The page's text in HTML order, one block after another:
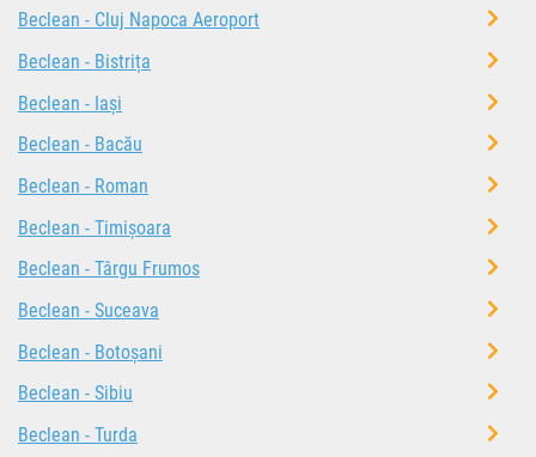
Beclean - Cluj Napoca Aeroport
Beclean - Bistrița
Beclean - Iași
Beclean - Bacău
Beclean - Roman
Beclean - Timișoara
Beclean - Târgu Frumos
Beclean - Suceava
Beclean - Botoșani
Beclean - Sibiu
Beclean - Turda